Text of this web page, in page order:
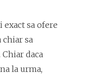
exact sa ofere
chiar sa
daca
la urma,